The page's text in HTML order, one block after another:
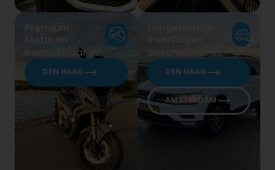
Beschikbaar in:
DEN HAAG
Beschikbaar in:
DEN HAAG
AMSTERDAM